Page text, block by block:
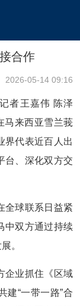
合作
2026-05-14 09:16
者王嘉伟 陈泽
马来西亚雪兰莪
界代表近百人出
台、深化双方交
全球联系日益紧
中双方通过持续
。
企业抓住《区域
建“一带一路”合